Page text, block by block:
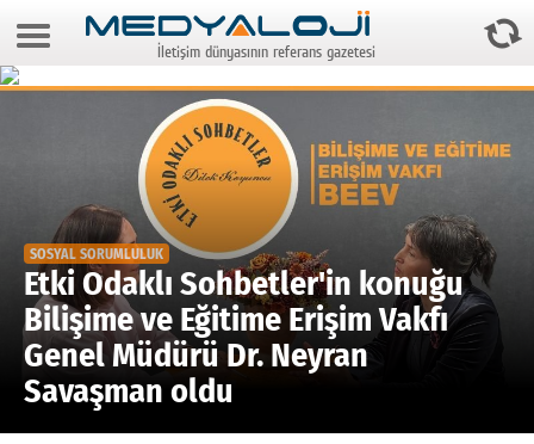
8 Ağustos 2026 18:01:06
Video Galeri
Gazeteler
Medya
Reyting-tiraj
Teknoloji
Televizyon
İletişim dünyasının referans gazetesi
SOSYAL SORUMLULUK
Etki Odaklı Sohbetler'in konuğu
Bilişime ve Eğitime Erişim Vakfı
Genel Müdürü Dr. Neyran
Savaşman oldu